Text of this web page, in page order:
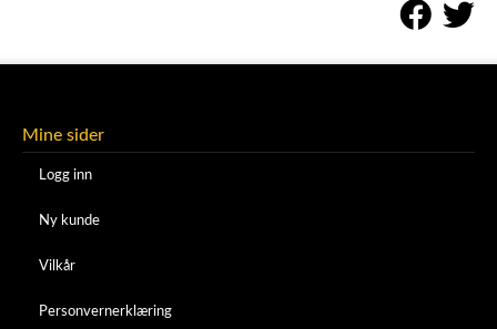
Mine sider
Logg inn
Ny kunde
Vilkår
Personvernerklæring